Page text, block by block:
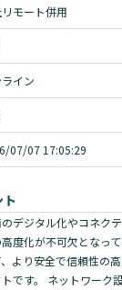
モート併用
イン
07/07 17:05:29
デジタル化やコネク
度化が不可欠となっ
より安全で信頼性の
です。 ネットワーク